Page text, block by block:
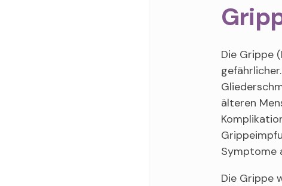
Die Grippe
älteren
Symptome
Die Grippe